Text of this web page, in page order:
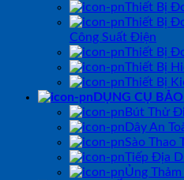
Thiết Bị
Thiết Bị
Công Suất Điện
Thiết Bị
Thiết Bị
Thiết Bị
DỤNG CỤ
Bút Thử
Dây An
Sào Thao
Tiếp Địa
Ủng